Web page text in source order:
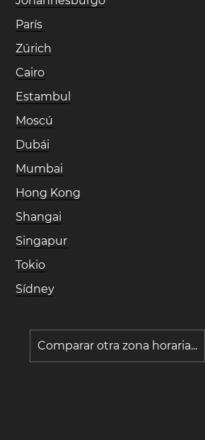
París
Zúrich
Cairo
Estambul
Moscú
Dubái
Mumbai
Hong Kong
Shangai
Singapur
Tokio
Sídney
Comparar otra zona horaria...